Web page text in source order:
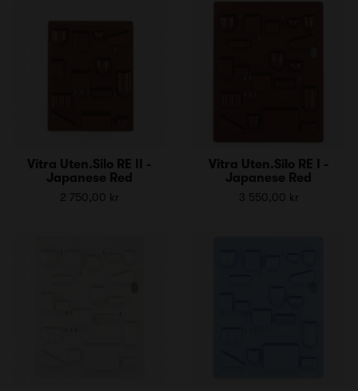
Vitra Uten.Silo RE II -
Japanese Red
2 750,00 kr
Vitra Uten.Silo RE I -
Japanese Red
3 550,00 kr